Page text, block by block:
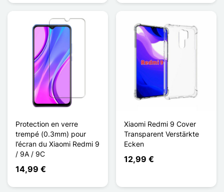
Protection en verre
trempé (0.3mm) pour
l’écran du Xiaomi Redmi 9
/ 9A / 9C
14,99 €
Xiaomi Redmi 9 Cover
Transparent Verstärkte
Ecken
12,99 €